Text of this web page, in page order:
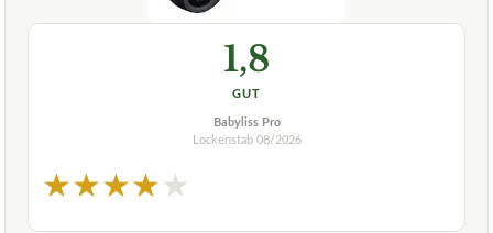
1,8
GUT
Babyliss Pro
Lockenstab 08/2026
★★★★★